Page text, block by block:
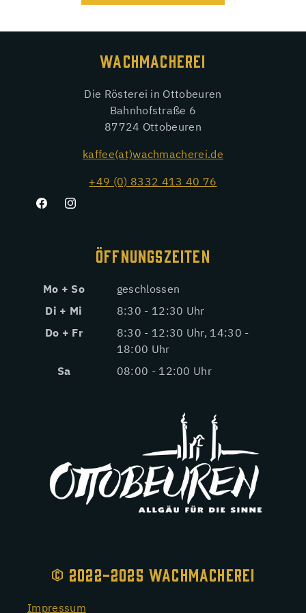
WACHMACHEREI
Die Rösterei in Ottobeuren
Bahnhofstraße 6
87724 Ottobeuren
kaffee(at)wachmacherei.de
+49 (0) 8332 413 40 76
FacebookInstagram
ÖFFNUNGSZEITEN
Mo + So
geschlossen
Di + Mi
8:30 - 12:30 Uhr
Do + Fr
8:30 - 12:30 Uhr, 14:30 -
18:00 Uhr
Sa
08:00 - 12:00 Uhr
© 2022-2025 WACHMACHEREI
Impressum